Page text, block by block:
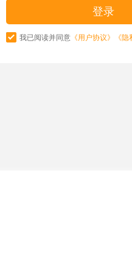
我已阅读并同意 《用户协议》 《隐